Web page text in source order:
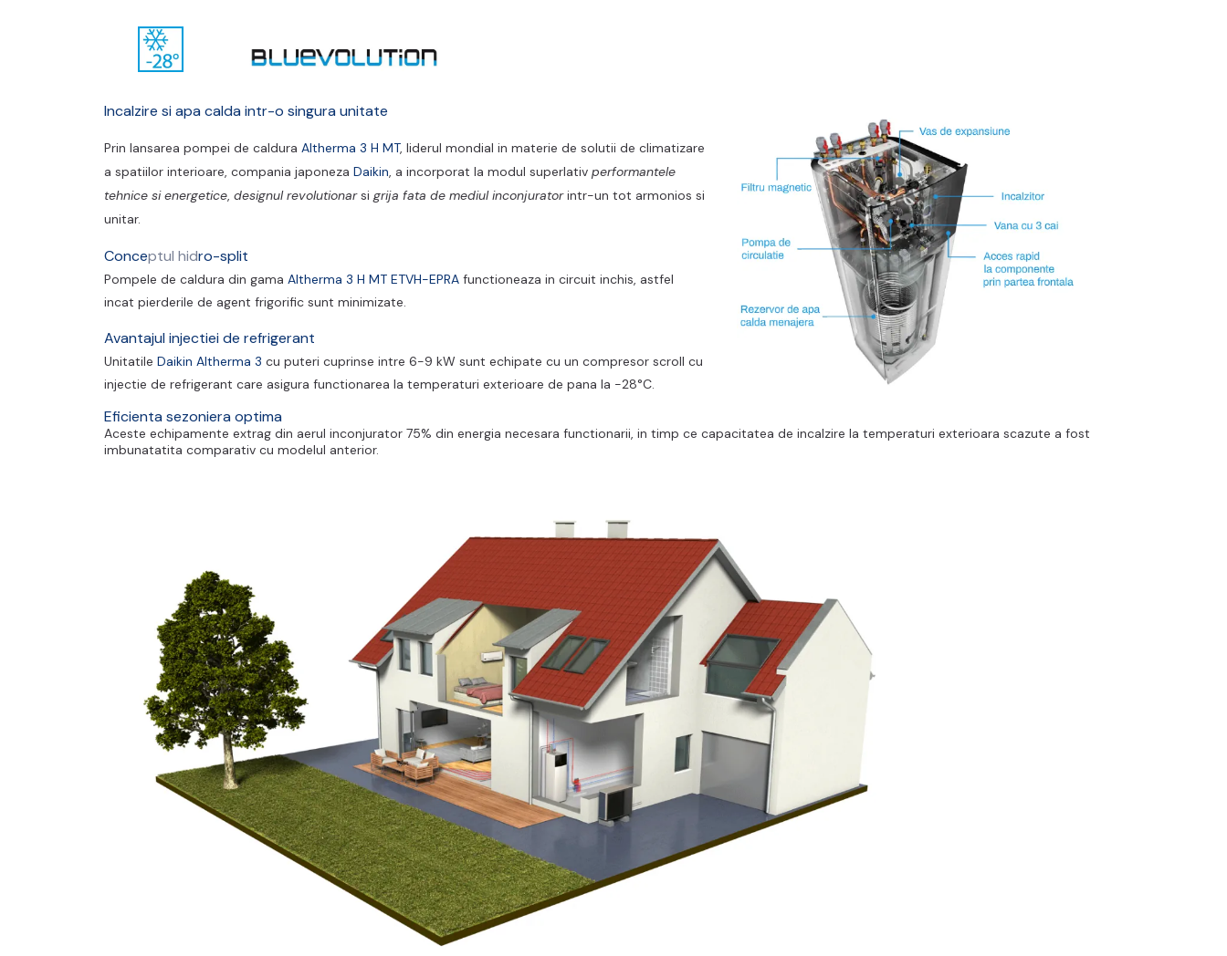
Incalzire si apa calda intr-o singura unitate
Prin lansarea pompei de caldura Altherma 3 H MT, liderul mondial in materie de solutii de climatizare
a spatiilor interioare, compania japoneza Daikin, a incorporat la modul superlativ performantele
tehnice si energetice, designul revolutionarsi grija fata de mediul inconjuratorintr-un tot armonios si
unitar.
Conceptul hidro-split
Pompele de caldura din gama Altherma 3 H MT ETVH-EPRA functioneaza in circuit inchis, astfel
incat pierderile de agent frigorific sunt minimizate.
Avantajul injectiei de refrigerant
Unitatile Daikin Altherma 3 cu puteri cuprinse intre 6-9 kW sunt echipate cu un compresor scroll cu
injectie de refrigerant care asigura functionarea la temperaturi exterioare de pana la -28°C.
Eficienta sezoniera optima
Aceste echipamente extrag din aerul inconjurator 75% din energia necesara functionarii, in timp ce capacitatea de incalzire la temperaturi exterioara scazute a fost
imbunatatita comparativ cu modelul anterior.